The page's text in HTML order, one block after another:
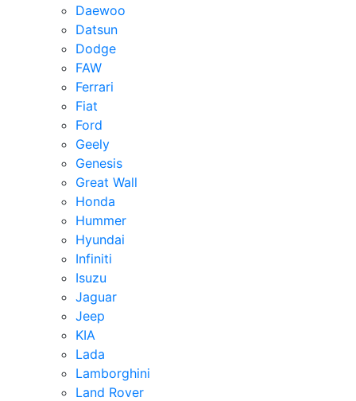
Daewoo
Datsun
Dodge
FAW
Ferrari
Fiat
Ford
Geely
Genesis
Great Wall
Honda
Hummer
Hyundai
Infiniti
Isuzu
Jaguar
Jeep
KIA
Lada
Lamborghini
Land Rover